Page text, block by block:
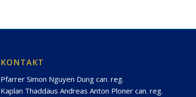
KONTAKT
Pfarrer Simon Nguyen Dung can. reg.
Kaplan Thaddäus Andreas Anton Ploner can. reg.